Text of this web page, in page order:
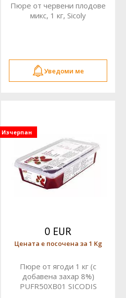
Пюре от червени плодове
микс, 1 кг, Sicoly
Уведоми ме
Изчерпан
0 EUR
Цената е посочена за 1 Kg
Пюре от ягоди 1 кг (с
добавена захар 8%)
PUFR50XB01 SICODIS